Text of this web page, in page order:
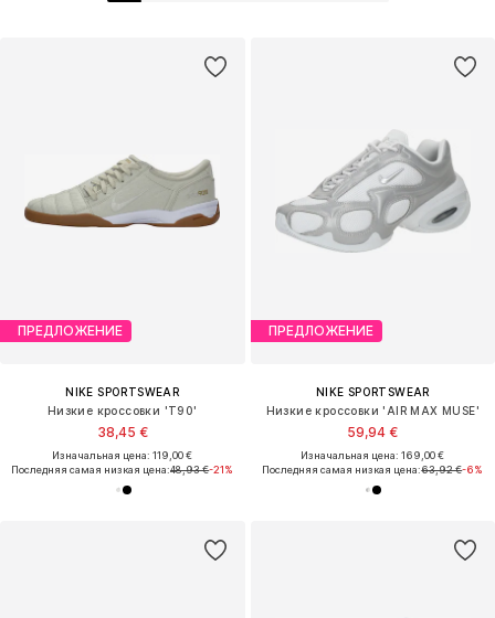
ПРЕДЛОЖЕНИЕ
NIKE SPORTSWEAR
Низкие кроссовки 'T90'
38,45 €
Изначальная цена: 119,00 €
Последняя самая низкая цена:48,93 €-21%
ПРЕДЛОЖЕНИЕ
NIKE SPORTSWEAR
Низкие кроссовки 'AIR MAX MUSE'
59,94 €
Изначальная цена: 169,00 €
Последняя самая низкая цена:63,92 €-6%